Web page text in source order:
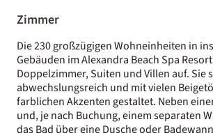
Zimmer
Die 230 großzügigen Wohneinheiten in
Gebäuden im Alexandra Beach Spa
Doppelzimmer, Suiten und Villen auf. Sie
abwechslungsreich und mit vielen
farblichen Akzenten gestaltet. Neben
und, je nach Buchung, einem separaten
das Bad über eine Dusche oder